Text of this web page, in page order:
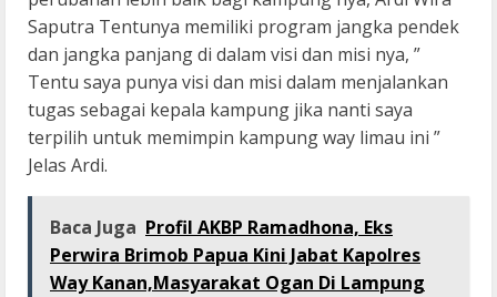
Saputra Tentunya memiliki program jangka pendek
dan jangka panjang di dalam visi dan misi nya, ”
Tentu saya punya visi dan misi dalam menjalankan
tugas sebagai kepala kampung jika nanti saya
terpilih untuk memimpin kampung way limau ini ”
Jelas Ardi.
Baca Juga Profil AKBP Ramadhona, Eks
Perwira Brimob Papua Kini Jabat Kapolres
Way Kanan,Masyarakat Ogan Di Lampung